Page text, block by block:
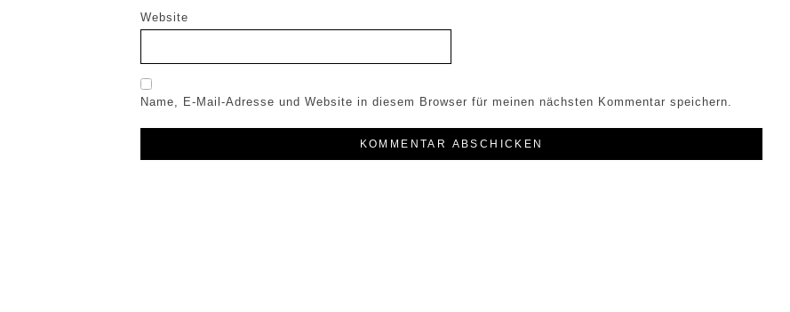
Website
Name, E-Mail-Adresse und Website in diesem Browser für meinen nächsten Kommentar speichern.